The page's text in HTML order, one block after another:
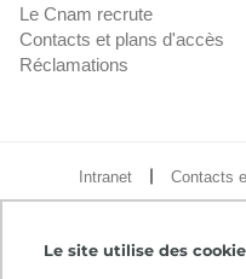
Le site utilise des
Le Cnam recrute
Contacts et plans d'accès
Réclamations
Intranet Contacts
Règlement